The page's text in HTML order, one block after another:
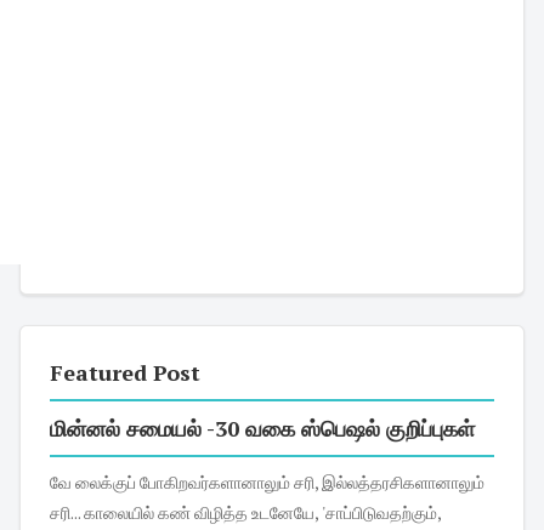
Featured Post
மின்னல் சமையல் -30 வகை ஸ்பெஷல் குறிப்புகள்
வே லைக்குப் போகிறவர்களானாலும் சரி, இல்லத்தரசிகளானாலும்
சரி... காலையில் கண் விழித்த உடனேயே, 'சாப்பிடுவதற்கும்,